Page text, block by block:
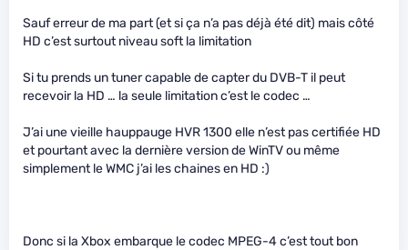
Sauf erreur de ma part (et si ça n’a pas déjà été dit) mais côté
HD c’est surtout niveau soft la limitation
Si tu prends un tuner capable de capter du DVB-T il peut
recevoir la HD … la seule limitation c’est le codec …
J’ai une vieille hauppauge HVR 1300 elle n’est pas certifiée HD
et pourtant avec la dernière version de WinTV ou même
simplement le WMC j’ai les chaines en HD :)
Donc si la Xbox embarque le codec MPEG-4 c’est tout bon